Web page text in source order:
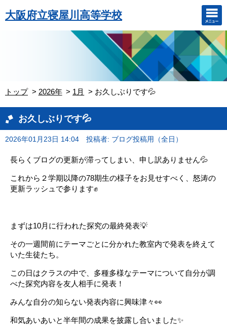
大阪府立寝屋川高等学校
トップ 2026年 1月 お久しぶりです💦
お久しぶりです💦
2026年01月23日 14:04 投稿者: ブログ投稿用（全日）
長らくブログの更新が滞ってしまい、申し訳ありません💦
これから２学期以降の78期生の様子をお見せすべく、怒涛の
更新ラッシュで参ります✊
まずは10月に行われた探究の最終発表💡
その一週間前にテーマごとに分かれた教室内で発表を終えて
いた生徒たち。
この日はクラスの中で、多種多様なテーマについて自分が調
べた探究内容を友人相手に発表！
みんな自分の知らない発表内容に興味津々👀
和気あいあいと半年間の成果を披露し合いました✨